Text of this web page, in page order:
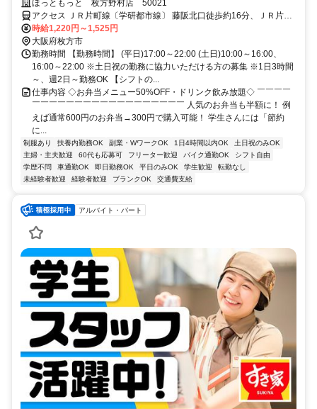
るから、今日も働くのが楽しみだ。
ほっともっと 枚方野村店 50021
アクセス ＪＲ片町線〔学研都市線〕 藤阪北口徒歩約16分、ＪＲ片町
線〔学研都市線〕 津田徒歩約18分、ＪＲ片町線〔学研都市線〕 長尾
（大阪府）徒歩約36分 【電車】JR片町線「津田駅」より徒歩13分
時給1,220円～1,525円
大阪府枚方市
勤務時間 【勤務時間】 (平日)17:00～22:00 (土日)10:00～16:00、
16:00～22:00 ※土日祝の勤務に協力いただける方の募集 ※1日3時間
～、週2日～勤務OK 【シフトの...
仕事内容 ◇お弁当メニュー50%OFF・ドリンク飲み放題◇ ￣￣￣￣
￣￣￣￣￣￣￣￣￣￣￣￣￣￣￣￣￣￣ 人気のお弁当も半額に！ 例
えば通常600円のお弁当→300円で購入可能！ 学生さんには「節約
に...
制服あり 扶養内勤務OK 副業・WワークOK 1日4時間以内OK
土日祝のみOK
主婦・主夫歓迎
60代も応募可 フリーター歓迎 バイク通勤OK
シフト自由
学歴不問
車通勤OK 即日勤務OK 平日のみOK 学生歓迎
転勤なし
未経験者歓迎
経験者歓迎 ブランクOK 交通費支給
アルバイト・パート